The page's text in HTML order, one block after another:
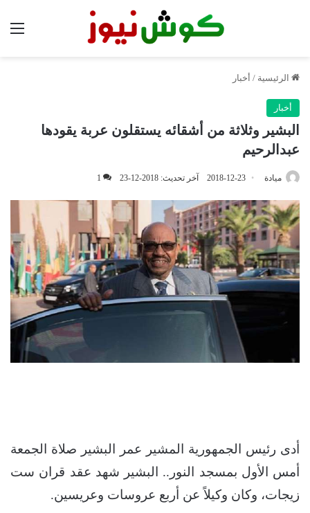
الرئيسية / أخبار
أخبار
البشير وثلاثة من أشقائه يستقلون عربة يقودها
عبدالرحيم
ميادة 2018-12-23 آخر تحديث: 2018-12-23 1
أدى رئيس الجمهورية المشير عمر البشير صلاة الجمعة
أمس الأول بمسجد النور.. البشير شهد عقد قران ست
زيجات، وكان وكيلاً عن أربع عروسات وعريسين.